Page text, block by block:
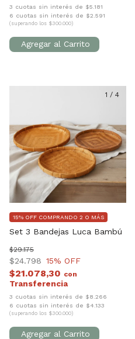
3 cuotas sin interés de $5.181
6 cuotas sin interés de $2.591
(superando los $300.000)
1 / 4
Set 3 Bandejas Luca Bambú
$24.798
$29.175
15% OFF
15% OFF COMPRANDO 2 O MÁS
$21.078,30 con
3 cuotas sin interés de $8.266
6 cuotas sin interés de $4.133
(superando los $300.000)